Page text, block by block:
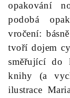
opakování
podobá
vročení:
tvoří dojem
směřující do
knihy (a
ilustrace